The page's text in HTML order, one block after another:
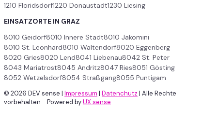
1210 Floridsdorf1220 Donaustadt1230 Liesing
EINSATZORTE IN GRAZ
8010 Geidorf8010 Innere Stadt8010 Jakomini
8010 St. Leonhard8010 Waltendorf8020 Eggenberg
8020 Gries8020 Lend8041 Liebenau8042 St. Peter
8043 Mariatrost8045 Andritz8047 Ries8051 Gösting
8052 Wetzelsdorf8054 Straßgang8055 Puntigam
© 2026 DEV sense | Impressum | Datenchutz | Alle Rechte
vorbehalten - Powered byUX sense